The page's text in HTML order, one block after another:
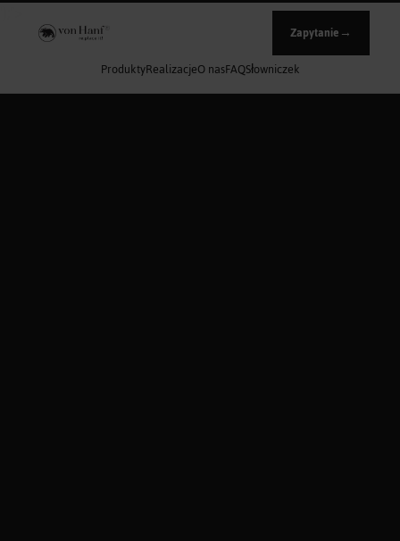
');">
ProduktyRealizacjeO nasFAQSłowniczek
Zapytanie→